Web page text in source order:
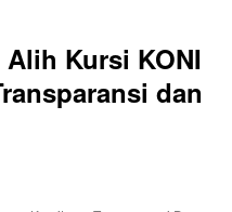
Kursi KONI
dan